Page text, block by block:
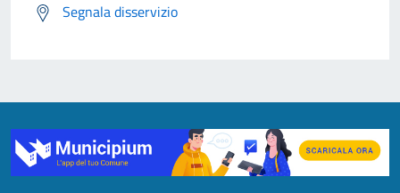
Segnala disservizio